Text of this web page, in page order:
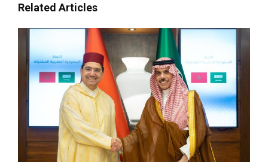
Related Articles